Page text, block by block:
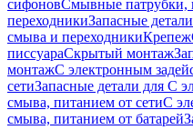
сифоновСмывные патрубки,
переходникиЗапасные
смыва и переходникиКрепеж
писсуараСкрытый монтаж
монтажС электронным
сетиЗапасные детали для С
смыва, питанием от сетиС
смыва, питанием от батарей